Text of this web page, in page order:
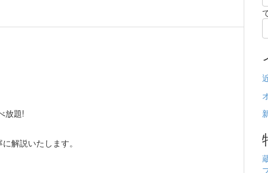
放題!
解説いたします。